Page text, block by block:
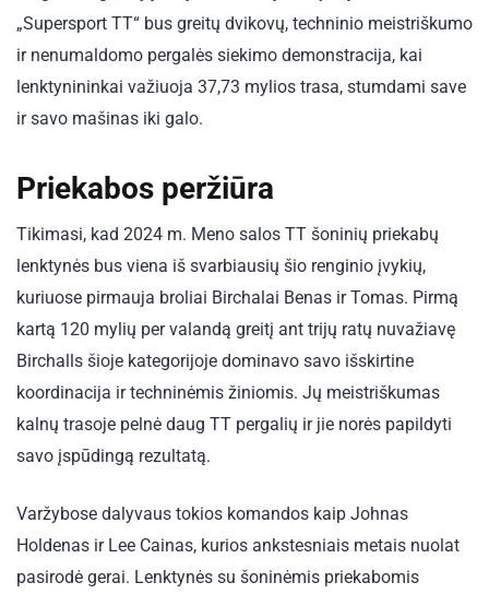
„Supersport TT“ bus greitų dvikovų, techninio meistriškumo
ir nenumaldomo pergalės siekimo demonstracija, kai
lenktynininkai važiuoja 37,73 mylios trasa, stumdami save
ir savo mašinas iki galo.
Priekabos peržiūra
Tikimasi, kad 2024 m. Meno salos TT šoninių priekabų
lenktynės bus viena iš svarbiausių šio renginio įvykių,
kuriuose pirmauja broliai Birchalai Benas ir Tomas. Pirmą
kartą 120 mylių per valandą greitį ant trijų ratų nuvažiavę
Birchalls šioje kategorijoje dominavo savo išskirtine
koordinacija ir techninėmis žiniomis. Jų meistriškumas
kalnų trasoje pelnė daug TT pergalių ir jie norės papildyti
savo įspūdingą rezultatą.
Varžybose dalyvaus tokios komandos kaip Johnas
Holdenas ir Lee Cainas, kurios ankstesniais metais nuolat
pasirodė gerai. Lenktynės su šoninėmis priekabomis